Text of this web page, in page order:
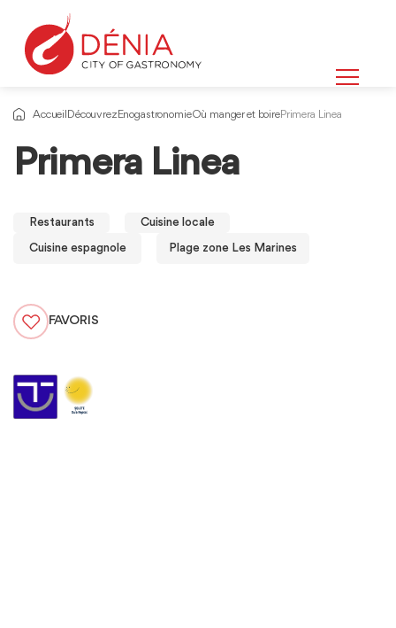
Accueil Découvrez EnogastronomieOù manger et boirePrimera Linea
Primera Linea
Restaurants Cuisine locale
Cuisine espagnole Plage zone Les Marines
FAVORIS